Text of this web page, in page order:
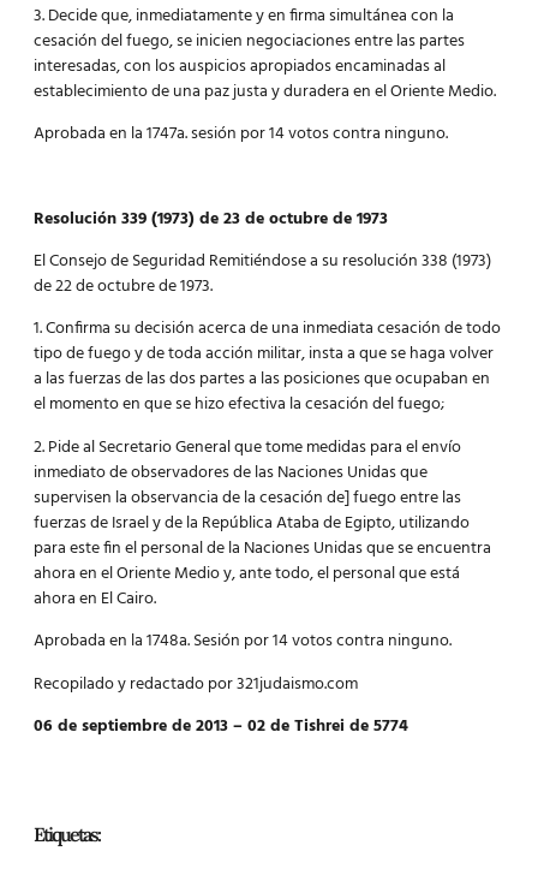
3. Decide que, inmediatamente y en firma simultánea con la
cesación del fuego, se inicien negociaciones entre las partes
interesadas, con los auspicios apropiados encaminadas al
establecimiento de una paz justa y duradera en el Oriente Medio.
Aprobada en la 1747a. sesión por 14 votos contra ninguno.
Resolución 339 (1973) de 23 de octubre de 1973
El Consejo de Seguridad Remitiéndose a su resolución 338 (1973)
de 22 de octubre de 1973.
1. Confirma su decisión acerca de una inmediata cesación de todo
tipo de fuego y de toda acción militar, insta a que se haga volver
a las fuerzas de las dos partes a las posiciones que ocupaban en
el momento en que se hizo efectiva la cesación del fuego;
2. Pide al Secretario General que tome medidas para el envío
inmediato de observadores de las Naciones Unidas que
supervisen la observancia de la cesación de] fuego entre las
fuerzas de Israel y de la República Ataba de Egipto, utilizando
para este fin el personal de la Naciones Unidas que se encuentra
ahora en el Oriente Medio y, ante todo, el personal que está
ahora en El Cairo.
Aprobada en la 1748a. Sesión por 14 votos contra ninguno.
Recopilado y redactado por 321judaismo.com
06 de septiembre de 2013 – 02 de Tishrei de 5774
Etiquetas: